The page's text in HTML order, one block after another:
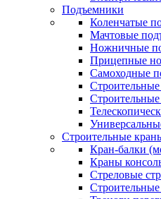
Подъемники
Коленчатые
Мачтовые
Ножничные
Прицепные
Самоходные
Строительные
Кран-балки
Краны
Стреловые